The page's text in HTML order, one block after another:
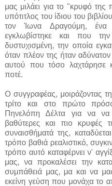
μας μιλάει για το "κρυφό
υπότιτλος του ίδιου του
τον Ίωνα Δραγούμη,
εγκλωβίστηκε και που
δυστυχισμένη, την οποία
όταν πλέον της ήταν
αυτού που τόσο λαχτάρησε
ποτέ.
Ο συγγραφέας, μοιράζοντας
τρίτο και στο πρώτο
Πηνελόπη Δέλτα για να να
βαθύτερες και πιο κρυφές
συναισθήματά της,
τρόπο βαθιά ρεαλιστικό,
τρόπο αυτό καταφέρνει ν'
μας, να προκαλέσει την
συμπάθειά μας, μα και να
εκείνη γεύση που μονάχα το